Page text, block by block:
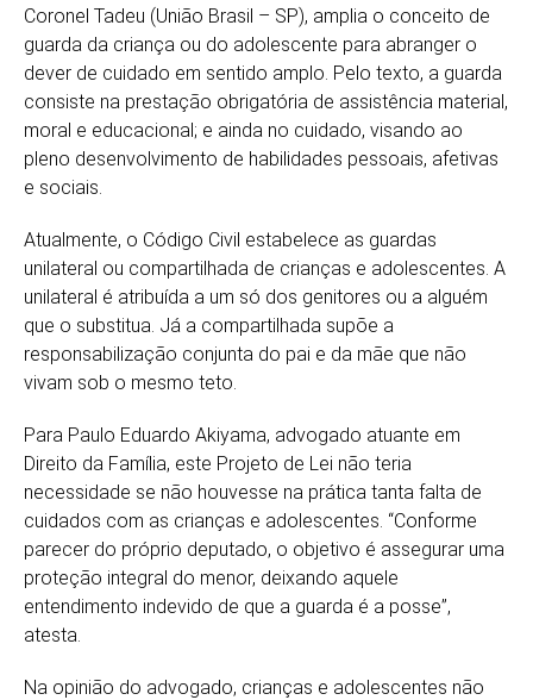
Coronel Tadeu (União Brasil – SP), amplia o conceito de
guarda da criança ou do adolescente para abranger o
dever de cuidado em sentido amplo. Pelo texto, a guarda
consiste na prestação obrigatória de assistência material,
moral e educacional; e ainda no cuidado, visando ao
pleno desenvolvimento de habilidades pessoais, afetivas
e sociais.
Atualmente, o Código Civil estabelece as guardas
unilateral ou compartilhada de crianças e adolescentes. A
unilateral é atribuída a um só dos genitores ou a alguém
que o substitua. Já a compartilhada supõe a
responsabilização conjunta do pai e da mãe que não
vivam sob o mesmo teto.
Para Paulo Eduardo Akiyama, advogado atuante em
Direito da Família, este Projeto de Lei não teria
necessidade se não houvesse na prática tanta falta de
cuidados com as crianças e adolescentes. “Conforme
parecer do próprio deputado, o objetivo é assegurar uma
proteção integral do menor, deixando aquele
entendimento indevido de que a guarda é a posse”,
atesta.
Na opinião do advogado, crianças e adolescentes não